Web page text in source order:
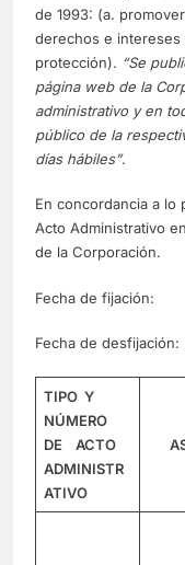
de 1993: (a.
derechos e intereses
protección). “Se
página web de la
administrativo y en to
público de la
días hábiles”.
En concordancia a lo
Acto Administrativo
de la Corporación.
Fecha de fijación:
Fecha de
TIPO Y
NÚMERO
DE ACTO
ADMINISTR
ATIVO